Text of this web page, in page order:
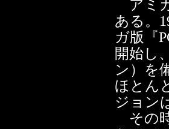
アミ
ある。
ガ版『
開始し
ン）を
ほとん
ジョン
その